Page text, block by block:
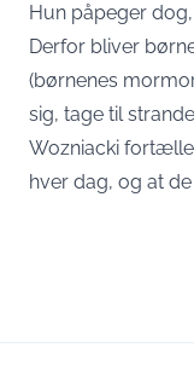
Hun påpeger
Derfor bliver
(børnenes
sig, tage til
Wozniacki
hver dag, og at